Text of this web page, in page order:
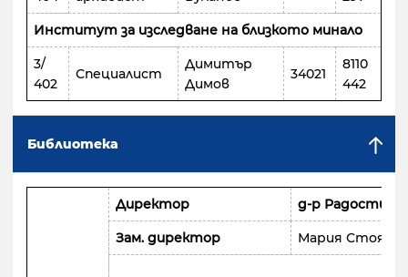
Институт за изследване на близкото минало
3/
402
Специалист
Димитър
Димов
34021
8110
442
Библиотека
Директор д-р Радостина
Зам. директор Мария